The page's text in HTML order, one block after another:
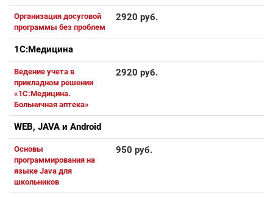
Организация досуговой
программы без проблем
2920 руб.
1С:Медицина
Ведение учета в
прикладном решении
«1С:Медицина.
Больничная аптека»
2920 руб.
WEB, JAVA и Android
Основы
программирования на
языке Java для
школьников
950 руб.